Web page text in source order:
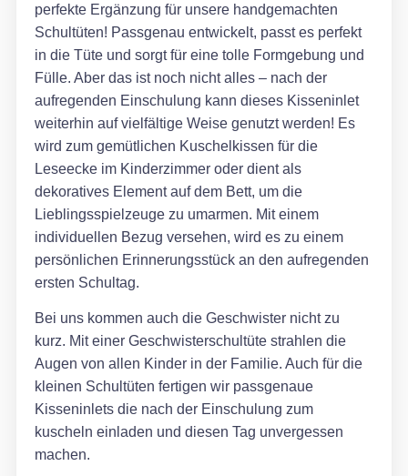
perfekte Ergänzung für unsere handgemachten
Schultüten! Passgenau entwickelt, passt es perfekt
in die Tüte und sorgt für eine tolle Formgebung und
Fülle. Aber das ist noch nicht alles – nach der
aufregenden Einschulung kann dieses Kisseninlet
weiterhin auf vielfältige Weise genutzt werden! Es
wird zum gemütlichen Kuschelkissen für die
Leseecke im Kinderzimmer oder dient als
dekoratives Element auf dem Bett, um die
Lieblingsspielzeuge zu umarmen. Mit einem
individuellen Bezug versehen, wird es zu einem
persönlichen Erinnerungsstück an den aufregenden
ersten Schultag.
Bei uns kommen auch die Geschwister nicht zu
kurz. Mit einer Geschwisterschultüte strahlen die
Augen von allen Kinder in der Familie. Auch für die
kleinen Schultüten fertigen wir passgenaue
Kisseninlets die nach der Einschulung zum
kuscheln einladen und diesen Tag unvergessen
machen.